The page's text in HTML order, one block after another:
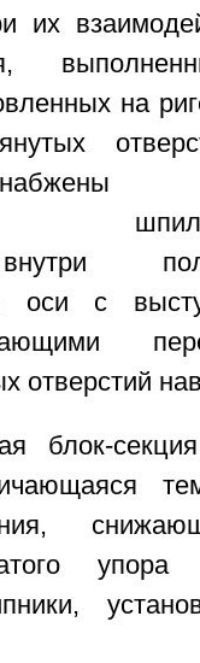
их
на
оси с
отверстий
блок-